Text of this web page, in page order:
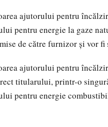
ajutorului pentru
pentru energie la gaze
de către furnizor și vor
ajutorului pentru
titularului, printr-o
pentru energie